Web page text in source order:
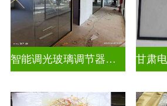
智能调光玻璃调节器图片